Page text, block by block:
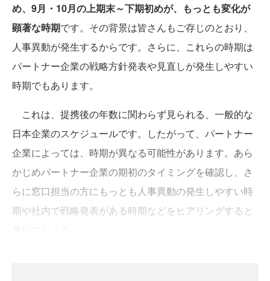
め、9月・10月の上期末～下期初めが、もっとも変化が
顕著な時期です。その背景は皆さんもご存じのとおり、
人事異動が発生するからです。さらに、これらの時期は
パートナー企業の戦略方針発表や見直しが発生しやすい
時期でもあります。
これは、提携後の年数に関わらず見られる、一般的な
日本企業のスケジュールです。したがって、パートナー
企業によっては、時期が異なる可能性があります。あら
かじめパートナー企業の期初のタイミングを確認し、さ
らに窓口担当の方にもっとも人事異動の発生しやすい時
期や社内で戦略発表がある時期などをヒアリングすると